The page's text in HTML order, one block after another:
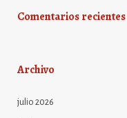
Comentarios recientes
Archivo
julio 2026